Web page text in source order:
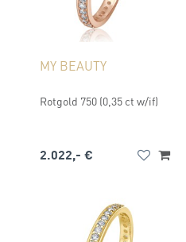
MY BEAUTY
Rotgold 750 (0,35 ct w/if)
2.022,- €